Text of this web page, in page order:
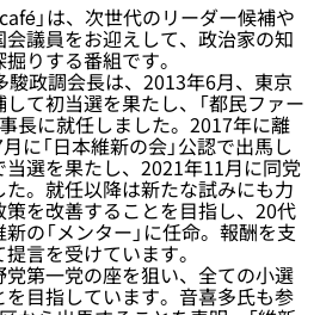
」は、次世代のリーダー候補や
議員をお迎えして、政治家の知
りする番組です。
政調会長は、2013年6月、東京
て初当選を果たし、「都民ファー
長に就任しました。2017年に離
に「日本維新の会」公認で出馬し
当選を果たし、2021年11月に同党
。就任以降は新たな試みにも力
を改善することを目指し、20代
の「メンター」に任命。報酬を支
言を受けています。
第一党の座を狙い、全ての小選
目指しています。音喜多氏も参